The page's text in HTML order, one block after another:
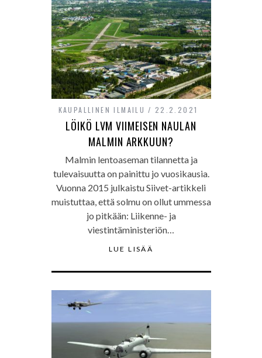
KAUPALLINEN ILMAILU 22.2.2021
LÖIKÖ LVM VIIMEISEN NAULAN
MALMIN ARKKUUN?
Malmin lentoaseman tilannetta ja
tulevaisuutta on painittu jo vuosikausia.
Vuonna 2015 julkaistu Siivet-artikkeli
muistuttaa, että solmu on ollut ummessa
jo pitkään: Liikenne- ja
viestintäministeriön…
LUE LISÄÄ